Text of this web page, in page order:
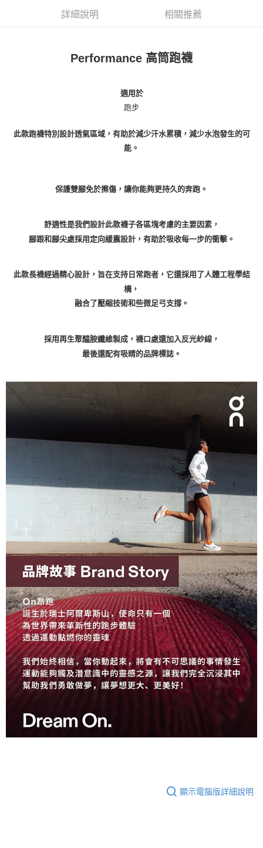
詳細說明 相關推薦
Performance 高筒跑襪
適用於
跑步
此款跑襪特別設計透氣區域，有助於減少汗水累積，減少水泡發生的可
能。
保護雙腳免於擦傷，讓你能夠更持久的奔跑。
舒適性是我們設計此款襪子各區塊考慮的主要因素，
腳跟和腳尖處採用定向緩震設計，有助於吸收每一步的衝擊。
此款長襪經過精心設計，旨在支持日常跑者，它還採用了人體工程學結
構，
融合了壓縮技術和些微足弓支撐。
採用再生聚醯胺纖維製成，襪口處還加入反光紗線，
最後還配有吸睛的品牌標誌。
顯示電腦版詳細說明